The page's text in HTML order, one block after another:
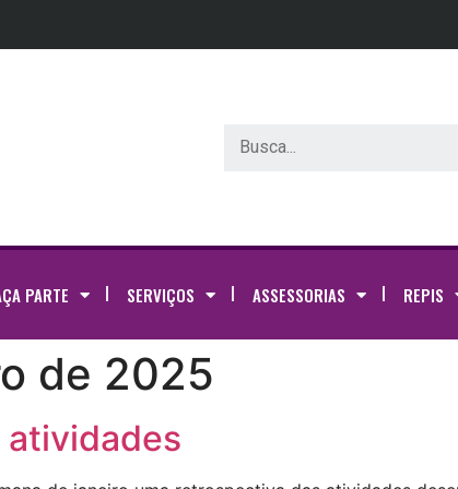
PARTE SERVIÇOS ASSESSORIAS REPIS
de 2025
atividades